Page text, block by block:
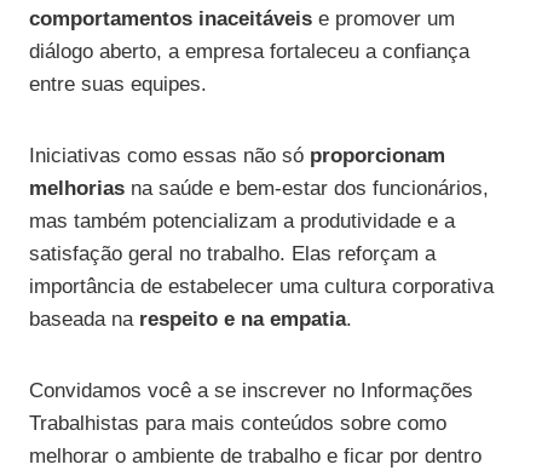
comportamentos inaceitáveis e promover um
diálogo aberto, a empresa fortaleceu a confiança
entre suas equipes.
Iniciativas como essas não só proporcionam
melhorias na saúde e bem-estar dos funcionários,
mas também potencializam a produtividade e a
satisfação geral no trabalho. Elas reforçam a
importância de estabelecer uma cultura corporativa
baseada na respeito e na empatia.
Convidamos você a se inscrever no Informações
Trabalhistas para mais conteúdos sobre como
melhorar o ambiente de trabalho e ficar por dentro